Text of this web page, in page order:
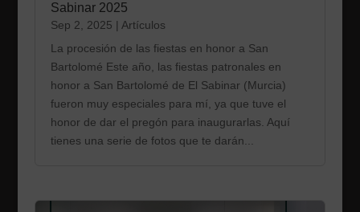
Sabinar 2025
Sep 2, 2025 | Artículos
La procesión de las fiestas en honor a San
Bartolomé Este año, las fiestas patronales en
honor a San Bartolomé de El Sabinar (Murcia)
fueron muy especiales para mí, ya que tuve el
honor de dar el pregón para inaugurarlas. Aquí
tienes una serie de fotos que te darán...